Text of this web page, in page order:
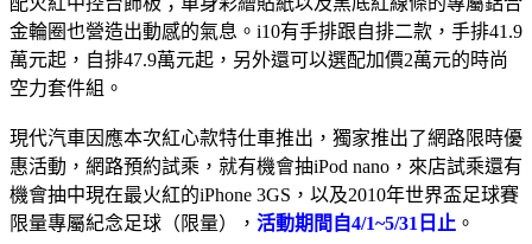
金輪圈也營造出動感的氣息。i10有手排跟自排二款，手排41.9
萬元起，自排47.9萬元起，另外還可以選配加價2萬元的時尚
空力套件組。
現代汽車因應本次紅心款特仕車推出，獨家推出了網路限時優
惠活動，網路預約試乘，就有機會抽iPod nano，來店試乘還有
機會抽中現在最火紅的iPhone 3GS，以及2010年世界盃足球賽
限量專屬紀念足球（限量）， 活動期間自4/1~5/31日止 。